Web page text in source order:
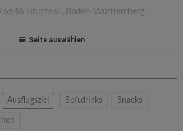
Bruchsal , Baden-Württemberg
Seite auswählen
Ausflugsziel Softdrinks Snacks